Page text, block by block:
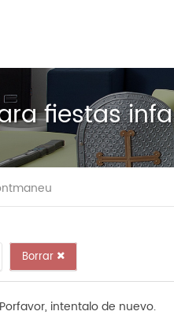
fiestas
Borrar
intentalo de nuevo.